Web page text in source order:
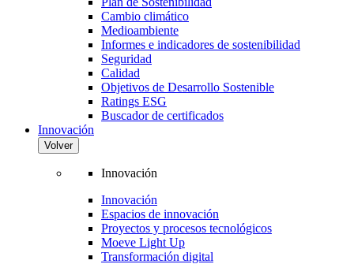
Cambio climático
Medioambiente
Informes e indicadores de sostenibilidad
Seguridad
Calidad
Objetivos de Desarrollo Sostenible
Ratings ESG
Buscador de certificados
Innovación
Volver
Innovación
Innovación
Espacios de innovación
Proyectos y procesos tecnológicos
Moeve Light Up
Transformación digital